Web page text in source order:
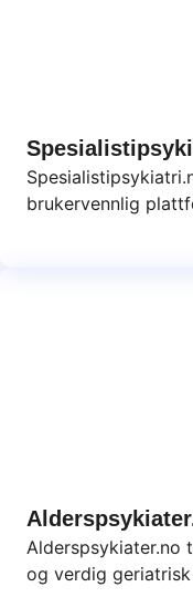
brukervennlig
Alderspsykiater.no
og verdig